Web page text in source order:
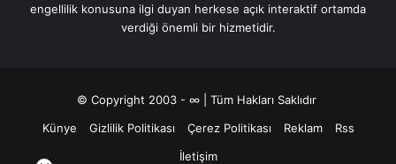
engellilik konusuna ilgi duyan herkese açık interaktif ortamda
verdiği önemli bir hizmetidir.
© Copyright 2003 - ∞ | Tüm Hakları Saklıdır
Künye
Gizlilik Politikası Çerez Politikası Reklam
Rss
İletişim